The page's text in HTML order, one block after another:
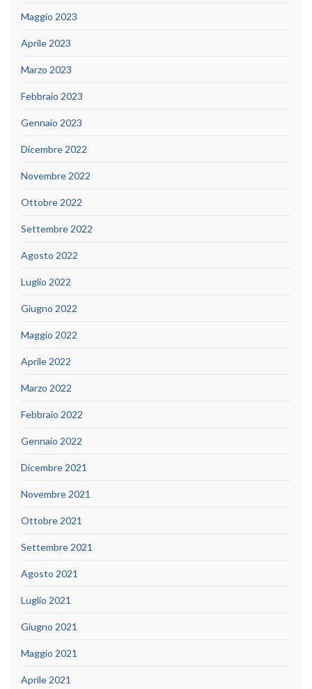
Maggio 2023
Aprile 2023
Marzo 2023
Febbraio 2023
Gennaio 2023
Dicembre 2022
Novembre 2022
Ottobre 2022
Settembre 2022
Agosto 2022
Luglio 2022
Giugno 2022
Maggio 2022
Aprile 2022
Marzo 2022
Febbraio 2022
Gennaio 2022
Dicembre 2021
Novembre 2021
Ottobre 2021
Settembre 2021
Agosto 2021
Luglio 2021
Giugno 2021
Maggio 2021
Aprile 2021